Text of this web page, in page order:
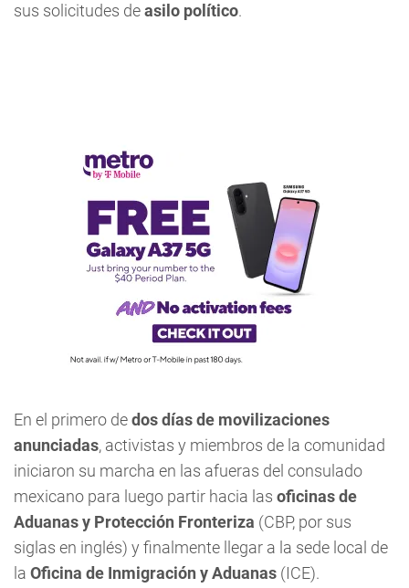
sus solicitudes deasilo político.
En el primero dedos días de movilizaciones
anunciadas, activistas y miembros de la comunidad
iniciaron su marcha en las afueras del consulado
mexicano para luego partir hacia las oficinas de
Aduanas y Protección Fronteriza (CBP, por sus
siglas en inglés) y finalmente llegar a la sede local de
la Oficina de Inmigración y Aduanas (ICE).